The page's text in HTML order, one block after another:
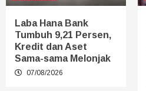
Laba Hana Bank
Tumbuh 9,21 Persen,
Kredit dan Aset
Sama-sama Melonjak
07/08/2026